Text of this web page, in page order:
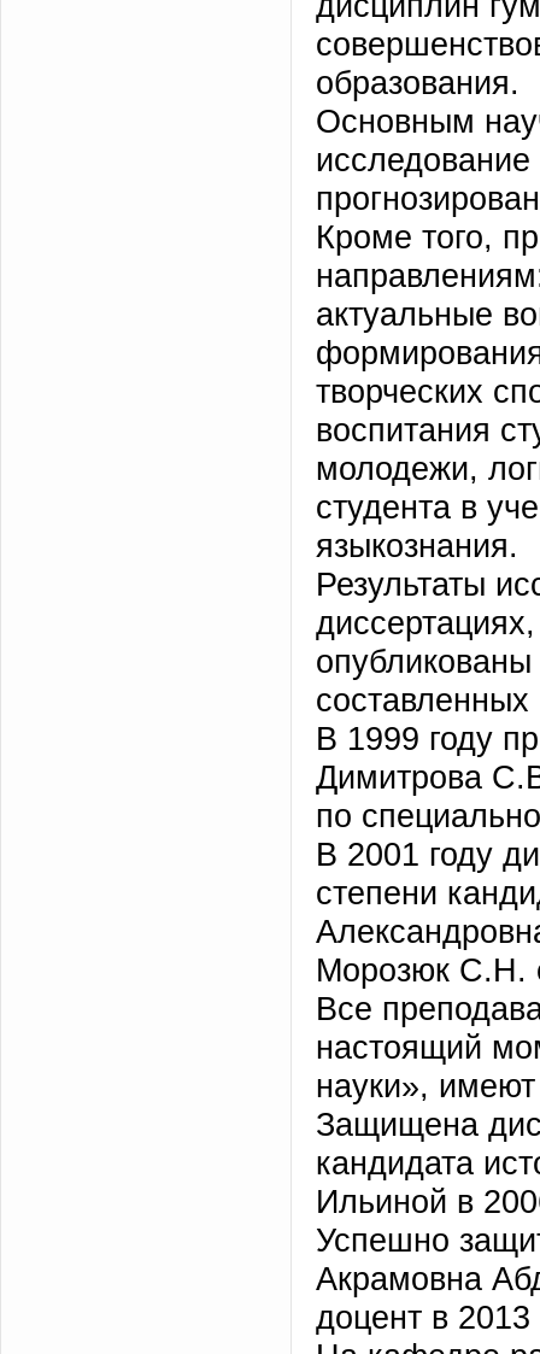
образования.
Основным
Кроме того,
актуальные
творческих
воспитания
молодежи,
студента в
языкознания.
Результаты
В 1999 году
Димитрова
по
В 2001 году
степени
Морозюк С.Н.
Все
настоящий
науки»,
Защищена
кандидата
Ильиной в
Успешно
Акрамовна
доцент в 2013